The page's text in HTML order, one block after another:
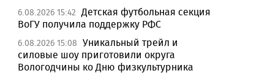
6.08.2026 15:42 Детская футбольная секция
ВоГУ получила поддержку РФС
6.08.2026 15:08 Уникальный трейл и
силовые шоу приготовили округа
Вологодчины ко Дню физкультурника